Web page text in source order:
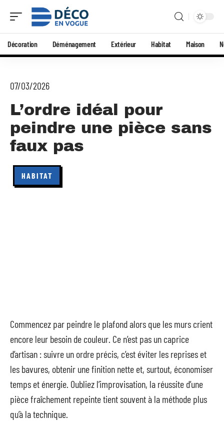
Décoration Déménagement Extérieur Habitat Maison
07/03/2026
L’ordre idéal pour
peindre une pièce sans
faux pas
HABITAT
Commencez par peindre le plafond alors que les murs crient
encore leur besoin de couleur. Ce n’est pas un caprice
d’artisan : suivre un ordre précis, c’est éviter les reprises et
les bavures, obtenir une finition nette et, surtout, économiser
temps et énergie. Oubliez l’improvisation, la réussite d’une
pièce fraîchement repeinte tient souvent à la méthode plus
qu’à la technique.